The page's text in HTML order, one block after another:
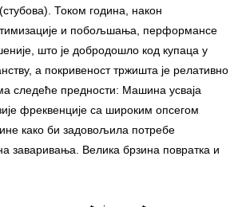
(стубова). Током година, након
и побољшања, перформансе
што је добродошло код купаца у
а покривеност тржишта је релативно
следеће предности: Машина усваја
фреквенције са широким опсегом
како би задовољила потребе
заваривања. Велика брзина повратка и